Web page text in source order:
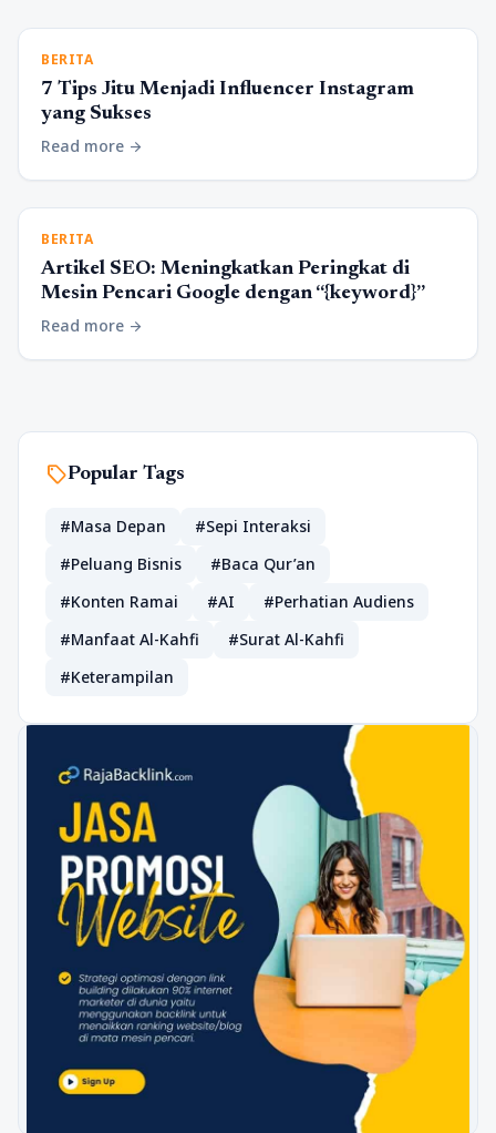
BERITA
7 Tips Jitu Menjadi Influencer Instagram
yang Sukses
Read more arrow_forward
BERITA
Artikel SEO: Meningkatkan Peringkat di
Mesin Pencari Google dengan “{keyword}”
Read more arrow_forward
sellPopular Tags
#Masa Depan
#Sepi Interaksi
#Peluang Bisnis
#Baca Qur’an
#Konten Ramai
#AI
#Perhatian Audiens
#Manfaat Al-Kahfi
#Surat Al-Kahfi
#Keterampilan